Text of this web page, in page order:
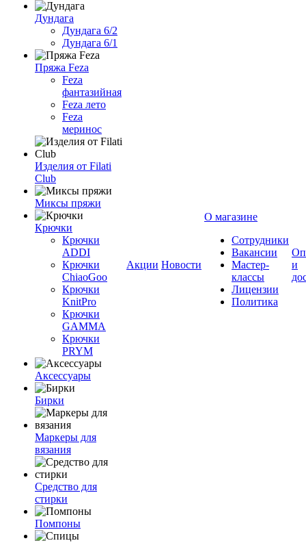
Дундага
Дундага 6/2
Дундага 6/1
Пряжа Feza
Feza
фантазийная
Feza лето
Feza
меринос
Изделия от Filati
Club
Миксы пряжи
Крючки
Крючки
ADDI
Крючки
ChiaoGoo
Крючки
KnitPro
Крючки
GAMMA
Крючки
PRYM
Аксессуары
Бирки
Маркеры для
вязания
Средство для
стирки
Помпоны
Акции Новости
О магазине
Сотрудники
Вакансии
Мастер-
классы
Лицензии
Политика
и